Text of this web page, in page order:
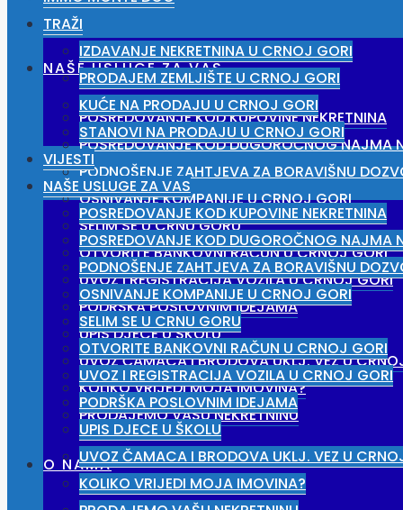
NAŠE USLUGE ZA VAS
POSREDOVANJE KOD KUPOVINE NEKRETNINA
POSREDOVANJE KOD DUGOROČNOG NAJMA
PODNOŠENJE ZAHTJEVA ZA BORAVIŠNU
OSNIVANJE KOMPANIJE U CRNOJ GORI
SELIM SE U CRNU GORU
OTVORITE BANKOVNI RAČUN U CRNOJ GORI
UVOZ I REGISTRACIJA VOZILA U CRNOJ GORI
PODRŠKA POSLOVNIM IDEJAMA
UPIS DJECE U ŠKOLU
UVOZ ČAMACA I BRODOVA UKLJ. VEZ U
KOLIKO VRIJEDI MOJA IMOVINA?
PRODAJEMO VAŠU NEKRETNINU
O NAMA
TRAŽI
IZDAVANJE NEKRETNINA U CRNOJ GORI
PRODAJEM ZEMLJIŠTE U CRNOJ GORI
KUĆE NA PRODAJU U CRNOJ GORI
STANOVI NA PRODAJU U CRNOJ GORI
VIJESTI
NAŠE USLUGE ZA VAS
POSREDOVANJE KOD KUPOVINE NEKRETNINA
POSREDOVANJE KOD DUGOROČNOG NAJMA
PODNOŠENJE ZAHTJEVA ZA BORAVIŠNU
OSNIVANJE KOMPANIJE U CRNOJ GORI
SELIM SE U CRNU GORU
OTVORITE BANKOVNI RAČUN U CRNOJ GORI
UVOZ I REGISTRACIJA VOZILA U CRNOJ GORI
PODRŠKA POSLOVNIM IDEJAMA
UPIS DJECE U ŠKOLU
UVOZ ČAMACA I BRODOVA UKLJ. VEZ U
KOLIKO VRIJEDI MOJA IMOVINA?